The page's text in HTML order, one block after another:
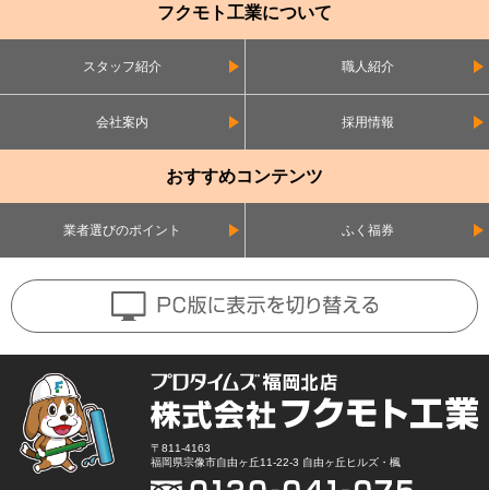
フクモト工業について
スタッフ紹介 職人紹介
会社案内 採用情報
おすすめコンテンツ
業者選びのポイント ふく福券
〒811-4163
福岡県宗像市自由ヶ丘11-22-3 自由ヶ丘ヒルズ・楓